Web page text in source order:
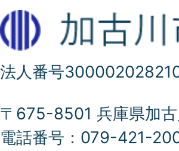
法人番号
〒675-8501 兵庫県加
電話番号：079-421-